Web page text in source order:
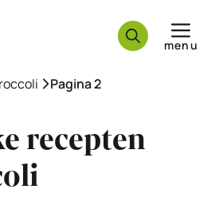
menu
»Pagina 2
recepten